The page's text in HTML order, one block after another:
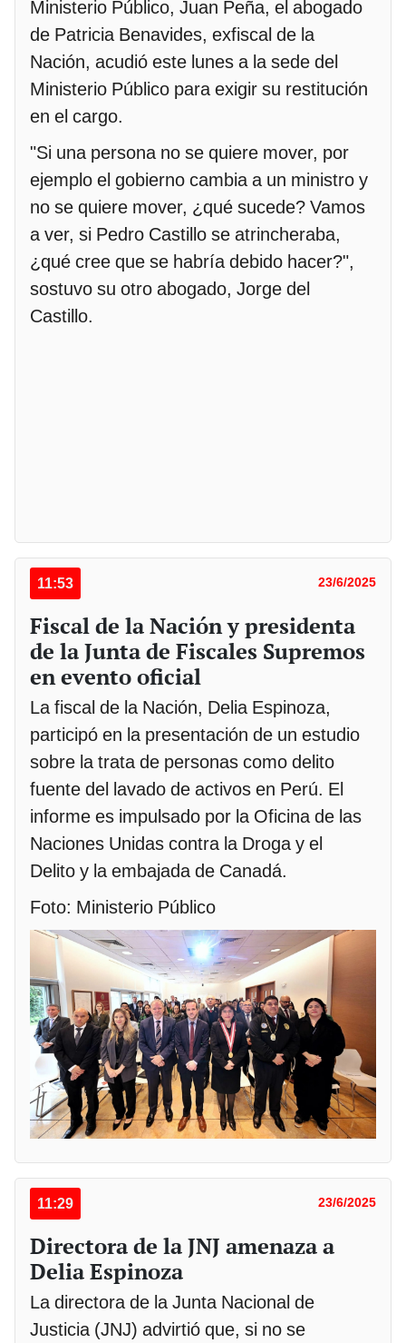
Ministerio Público, Juan Peña, el abogado
de Patricia Benavides, exfiscal de la
Nación, acudió este lunes a la sede del
Ministerio Público para exigir su restitución
en el cargo.
"Si una persona no se quiere mover, por
ejemplo el gobierno cambia a un ministro y
no se quiere mover, ¿qué sucede? Vamos
a ver, si Pedro Castillo se atrincheraba,
¿qué cree que se habría debido hacer?",
sostuvo su otro abogado, Jorge del
Castillo.
11:53 23/6/2025
Fiscal de la Nación y presidenta
de la Junta de Fiscales Supremos
en evento oficial
La fiscal de la Nación, Delia Espinoza,
participó en la presentación de un estudio
sobre la trata de personas como delito
fuente del lavado de activos en Perú. El
informe es impulsado por la Oficina de las
Naciones Unidas contra la Droga y el
Delito y la embajada de Canadá.
Foto: Ministerio Público
11:29 23/6/2025
Directora de la JNJ amenaza a
Delia Espinoza
La directora de la Junta Nacional de
Justicia (JNJ) advirtió que, si no se